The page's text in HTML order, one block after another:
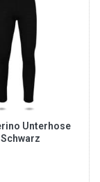
Unterhose